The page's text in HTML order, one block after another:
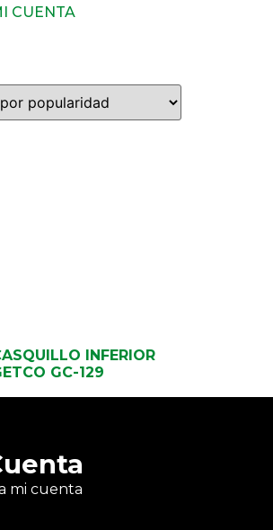
CUENTA
INFERIOR
GC-129
mi cuenta